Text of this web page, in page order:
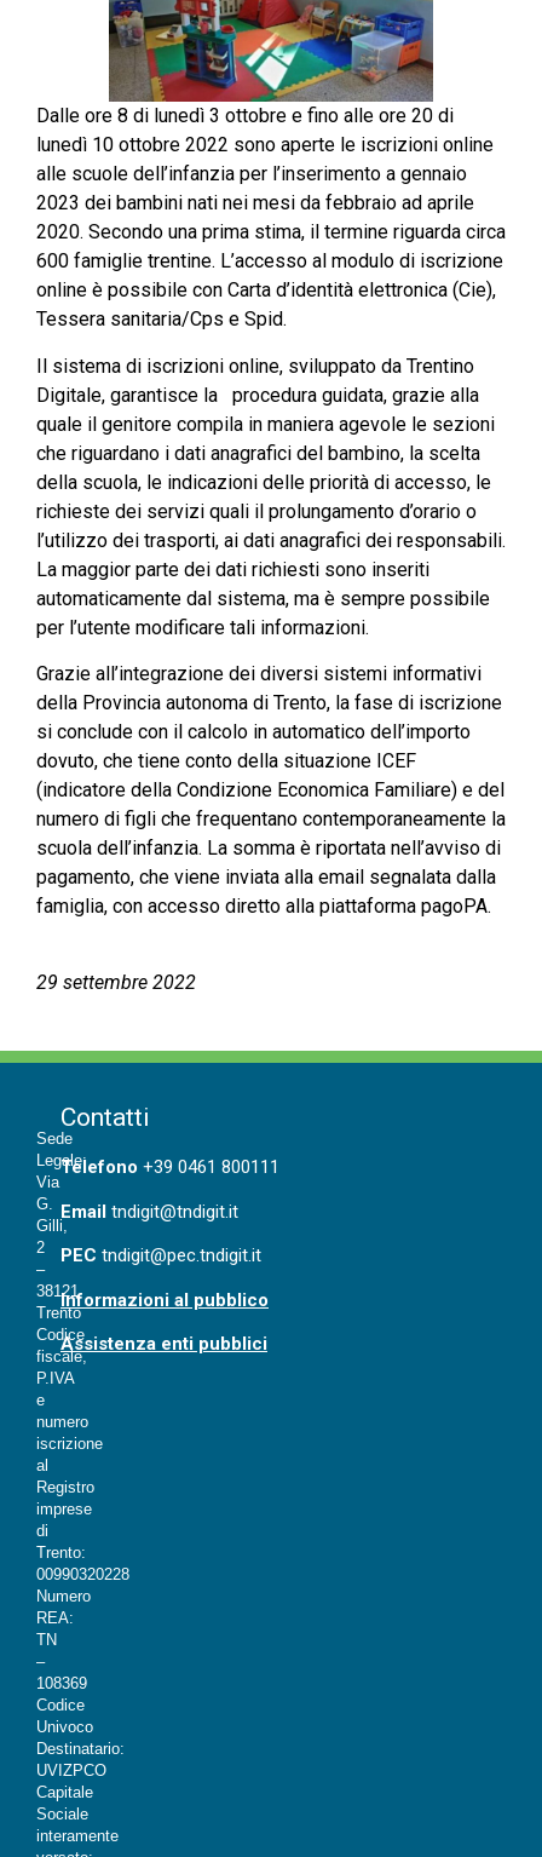
Dalle ore 8 di lunedì 3 ottobre e fino alle ore 20 di
lunedì 10 ottobre 2022 sono aperte le iscrizioni online
alle scuole dell’infanzia per l’inserimento a gennaio
2023 dei bambini nati nei mesi da febbraio ad aprile
2020. Secondo una prima stima, il termine riguarda circa
600 famiglie trentine. L’accesso al modulo di iscrizione
online è possibile con Carta d’identità elettronica (Cie),
Tessera sanitaria/Cps e Spid.
Il sistema di iscrizioni online, sviluppato da Trentino
Digitale, garantisce la procedura guidata, grazie alla
quale il genitore compila in maniera agevole le sezioni
che riguardano i dati anagrafici del bambino, la scelta
della scuola, le indicazioni delle priorità di accesso, le
richieste dei servizi quali il prolungamento d’orario o
l’utilizzo dei trasporti, ai dati anagrafici dei responsabili.
La maggior parte dei dati richiesti sono inseriti
automaticamente dal sistema, ma è sempre possibile
per l’utente modificare tali informazioni.
Grazie all’integrazione dei diversi sistemi informativi
della Provincia autonoma di Trento, la fase di iscrizione
si conclude con il calcolo in automatico dell’importo
dovuto, che tiene conto della situazione ICEF
(indicatore della Condizione Economica Familiare) e del
numero di figli che frequentano contemporaneamente la
scuola dell’infanzia. La somma è riportata nell’avviso di
pagamento, che viene inviata alla email segnalata dalla
famiglia, con accesso diretto alla piattaforma pagoPA.
29 settembre 2022
Sede
Legale:
Via
G.
Gilli,
2
–
38121
Trento
Codice
fiscale,
P.IVA
e
numero
iscrizione
al
Registro
imprese
di
Trento:
00990320228
Numero
REA:
TN
–
108369
Codice
Univoco
Destinatario:
UVIZPCO
Capitale
Sociale
interamente
Telefono +39 0461 800111
Email tndigit@tndigit.it
PEC tndigit@pec.tndigit.it
Informazioni al pubblico
Assistenza enti pubblici
Contatti